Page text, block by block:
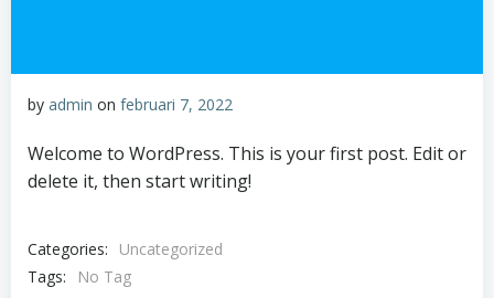
by admin on februari 7, 2022
Welcome to WordPress. This is your first post. Edit or
delete it, then start writing!
Categories:
Uncategorized
Tags:
No Tag